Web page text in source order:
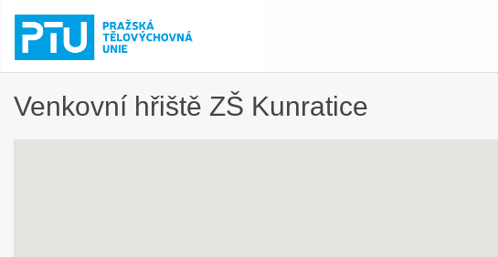
Venkovní hřiště ZŠ Kunratice